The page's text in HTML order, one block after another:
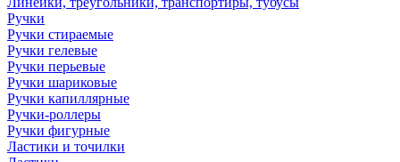
Ручки
Ручки стираемые
Ручки гелевые
Ручки перьевые
Ручки шариковые
Ручки капиллярные
Ручки-роллеры
Ручки фигурные
Ластики и точилки